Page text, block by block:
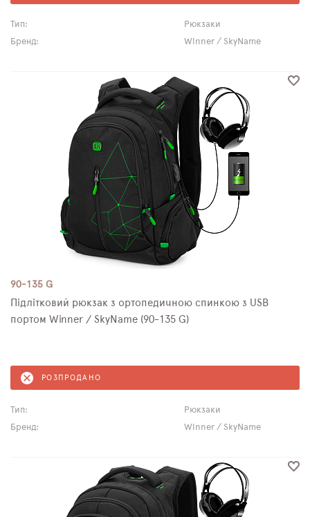
Тип:
Рюкзаки
Бренд:
Winner / SkyName
90-135 G
Підлітковий рюкзак з ортопедичною спинкою з USB
портом Winner / SkyName (90-135 G)
РОЗПРОДАНО
Тип:
Рюкзаки
Бренд:
Winner / SkyName